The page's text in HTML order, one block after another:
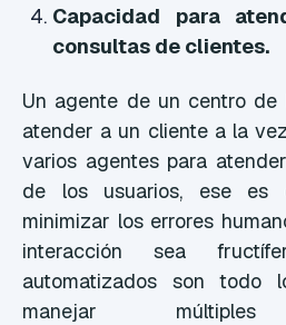
Capacidad para
consultas de clientes.
Un agente de un centro de
atender a un cliente a la
varios agentes para
de los usuarios, ese es
minimizar los errores
interacción sea
automatizados son todo
manejar múltiples